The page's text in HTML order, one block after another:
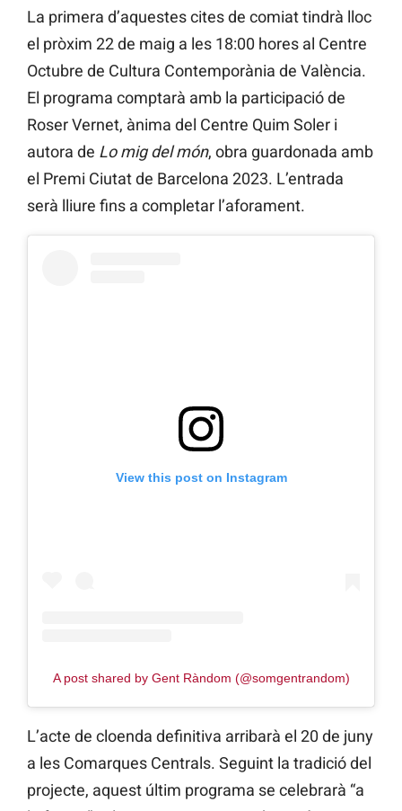
La primera d’aquestes cites de comiat tindrà lloc
el pròxim 22 de maig a les 18:00 hores al Centre
Octubre de Cultura Contemporània de València.
El programa comptarà amb la participació de
Roser Vernet, ànima del Centre Quim Soler i
autora de Lo mig del món, obra guardonada amb
el Premi Ciutat de Barcelona 2023. L’entrada
serà lliure fins a completar l’aforament.
View this post on Instagram
A post shared by Gent Ràndom (@somgentrandom)
L’acte de cloenda definitiva arribarà el 20 de juny
a les Comarques Centrals. Seguint la tradició del
projecte, aquest últim programa se celebrarà “a